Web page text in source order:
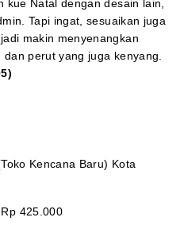
kue Natal dengan desain lain,
Tapi ingat, sesuaikan juga
makin menyenangkan
perut yang juga kenyang.
Kencana Baru) Kota
425.000